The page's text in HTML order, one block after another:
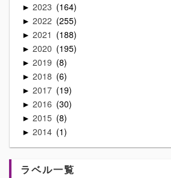
► 2023 164
► 2022 255
► 2021 188
► 2020 195
► 2019 8
► 2018 6
► 2017 19
► 2016 30
► 2015 8
► 2014 1
ラベル一覧